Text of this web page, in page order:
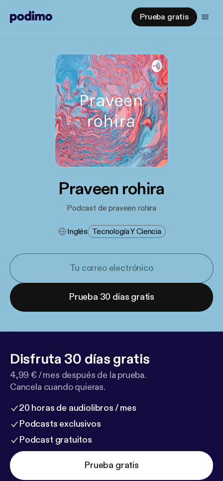
Prueba gratis
Praveen rohira
Podcast de praveen rohira
Inglés Tecnología Y Ciencia
Prueba 30 días gratis
Disfruta 30 días gratis
4,99 € / mes después de la prueba.
Cancela cuando quieras.
20 horas de audiolibros / mes
Podcasts exclusivos
Podcast gratuitos
Prueba gratis